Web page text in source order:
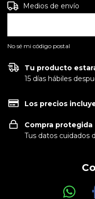
Entregas para el CP:
Medios de envío
No sé mi código postal
Tu producto
15 días hábiles
Los precios
Compra protegida
Tus datos cuidados